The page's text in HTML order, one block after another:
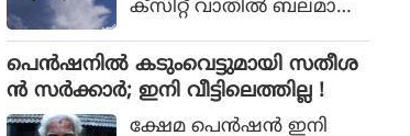
ക്‌സിറ്റ് വാതില്‍ ബലമായി
എമര്‍ജന്‍സി വിന്‍ഡോ
പാനല്‍ തകര്‍ക്കുകയും
പെൻഷനിൽ കടുംവെട്ടുമായി സതീശ
ൻ സർക്കാർ; ഇനി വീട്ടിലെത്തില്ല !
ക്ഷേമ പെൻഷൻ ഇനി